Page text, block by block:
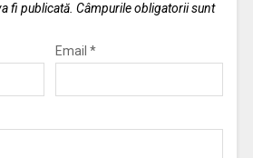
fi publicată. Câmpurile obligatorii sunt
Email *